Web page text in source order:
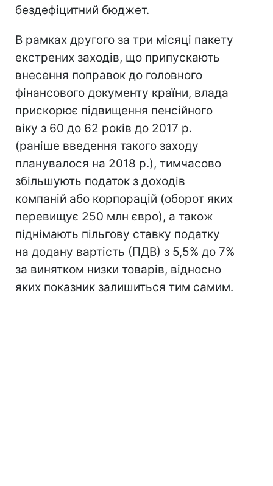
бездефіцитний бюджет.
В рамках другого за три місяці пакету
екстрених заходів, що припускають
внесення поправок до головного
фінансового документу країни, влада
прискорює підвищення пенсійного
віку з 60 до 62 років до 2017 р.
(раніше введення такого заходу
планувалося на 2018 р.), тимчасово
збільшують податок з доходів
компаній або корпорацій (оборот яких
перевищує 250 млн євро), а також
піднімають пільгову ставку податку
на додану вартість (ПДВ) з 5,5% до 7%
за винятком низки товарів, відносно
яких показник залишиться тим самим.